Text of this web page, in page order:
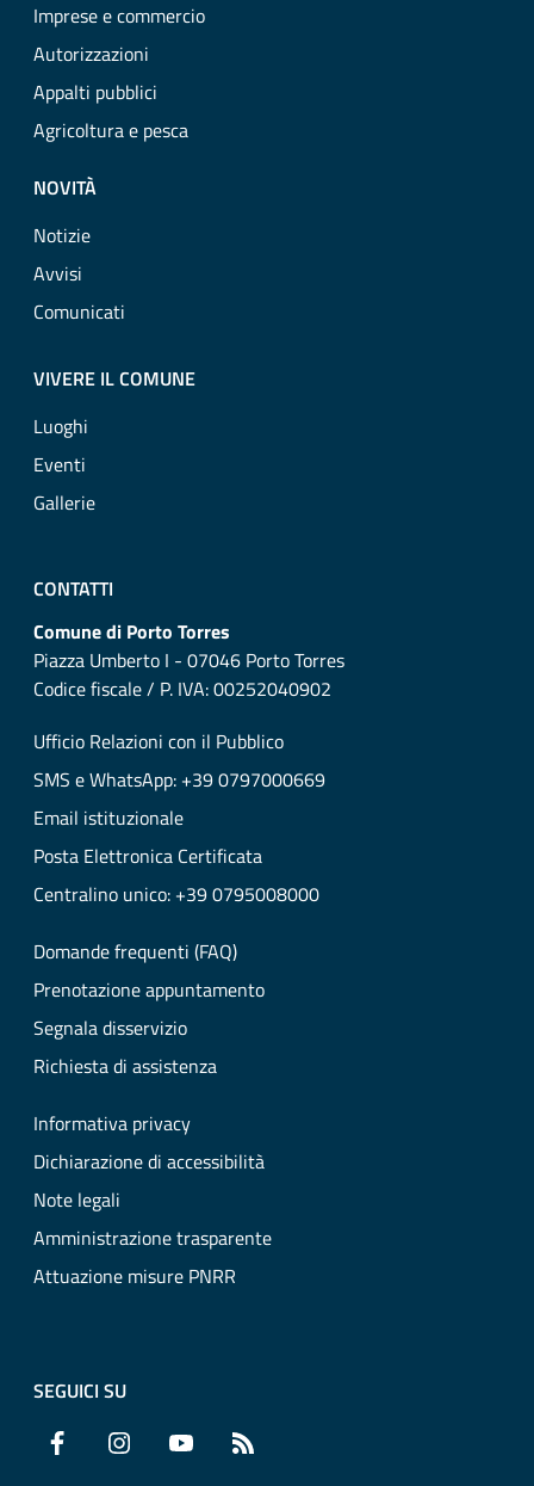
Imprese e commercio
Autorizzazioni
Appalti pubblici
Agricoltura e pesca
NOVITÀ
Notizie
Avvisi
Comunicati
VIVERE IL COMUNE
Luoghi
Eventi
Gallerie
CONTATTI
Comune di Porto Torres
Piazza Umberto I - 07046 Porto Torres
Codice fiscale / P. IVA: 00252040902
Ufficio Relazioni con il Pubblico
SMS e WhatsApp: +39 0797000669
Email istituzionale
Posta Elettronica Certificata
Centralino unico: +39 0795008000
Domande frequenti (FAQ)
Prenotazione appuntamento
Segnala disservizio
Richiesta di assistenza
Informativa privacy
Dichiarazione di accessibilità
Note legali
Amministrazione trasparente
Attuazione misure PNRR
SEGUICI SU
Facebook Instagram YouTube